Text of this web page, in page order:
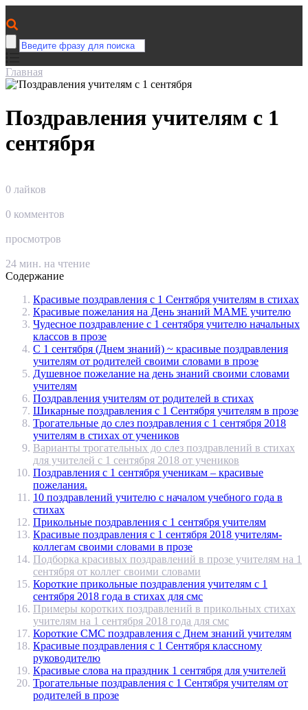
Главная
Поздравления учителям с 1
сентября
0 лайков
0 комментов
просмотров
24 мин. на чтение
Содержание
Красивые поздравления с 1 Сентября учителям в стихах
Красивые пожелания на День знаний МАМЕ учителю
Чудесное поздравление с 1 сентября учителю начальных
классов в прозе
С 1 сентября (Днем знаний) ~ красивые поздравления
учителям от родителей своими словами в прозе
Душевное пожелание на день знаний своими словами
учителям
Поздравления учителям от родителей в стихах
Шикарные поздравления с 1 Сентября учителям в прозе
Трогательные до слез поздравления с 1 сентября 2018
учителям в стихах от учеников
Варианты трогательных до слез поздравлений в стихах
для учителей с 1 сентября 2018 от учеников
Поздравления с 1 сентября ученикам – красивые
пожелания.
10 поздравлений учителю с началом учебного года в
стихах
Прикольные поздравления с 1 сентября учителям
Красивые поздравления с 1 сентября 2018 учителям-
коллегам своими словами в прозе
Подборка красивых поздравлений в прозе учителям на 1
сентября от коллег своими словами
Короткие прикольные поздравления учителям с 1
сентября 2018 года в стихах для смс
Примеры коротких поздравлений в прикольных стихах
учителям на 1 сентября 2018 года для смс
Короткие СМС поздравления с Днем знаний учителям
Красивые поздравления с 1 Сентября классному
руководителю
Красивые слова на праздник 1 сентября для учителей
Трогательные поздравления с 1 Сентября учителям от
родителей в прозе